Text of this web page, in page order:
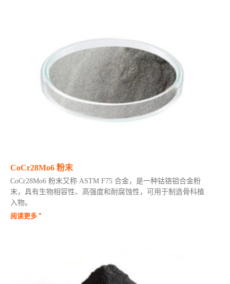
CoCr28Mo6 粉末
CoCr28Mo6 粉末又称 ASTM F75 合金，是一种钴铬钼合金粉
末，具有生物相容性、高强度和耐腐蚀性，可用于制造骨科植
入物。
阅读更多 "